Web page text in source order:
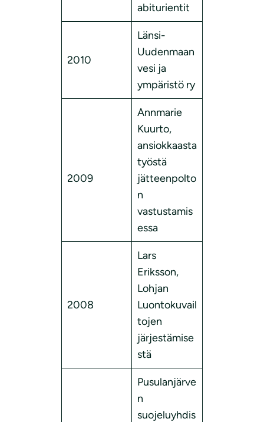
abiturientit
2010
Länsi-
Uudenmaan
vesi ja
ympäristö ry
2009
Annmarie
Kuurto,
ansiokkaasta
työstä
jätteenpolto
n
vastustamis
essa
2008
Lars
Eriksson,
Lohjan
Luontokuvail
tojen
järjestämise
stä
Pusulanjärve
n
suojeluyhdis